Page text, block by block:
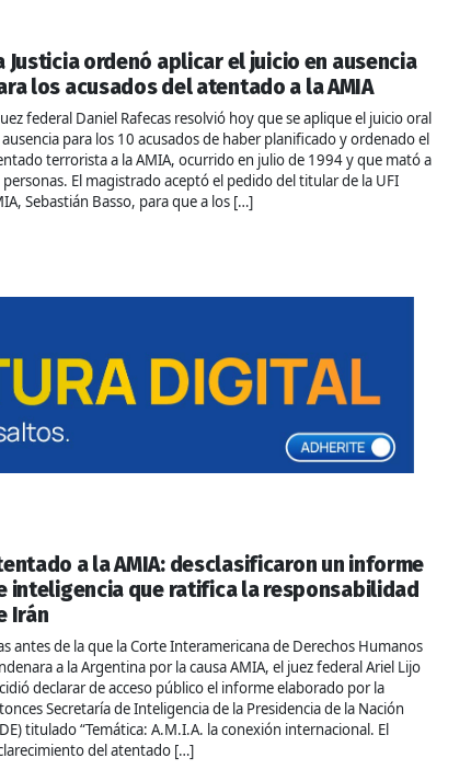
Justicia ordenó aplicar el juicio en ausencia
los acusados del atentado a la AMIA
federal Daniel Rafecas resolvió hoy que se aplique el juicio oral
para los 10 acusados de haber planificado y ordenado el
terrorista a la AMIA, ocurrido en julio de 1994 y que mató a
El magistrado aceptó el pedido del titular de la UFI
Sebastián Basso, para que a los […]
a la AMIA: desclasificaron un informe
inteligencia que ratifica la responsabilidad
Irán
antes de la que la Corte Interamericana de Derechos Humanos
a la Argentina por la causa AMIA, el juez federal Ariel Lijo
declarar de acceso público el informe elaborado por la
Secretaría de Inteligencia de la Presidencia de la Nación
titulado “Temática: A.M.I.A. la conexión internacional. El
del atentado […]